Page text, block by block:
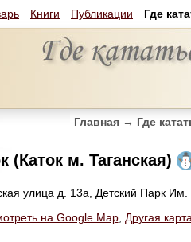
Книги Публикации Где
Главная → Где
(Каток м. Таганская)
улица д. 13а, Детский Парк
на Google Map, Другая